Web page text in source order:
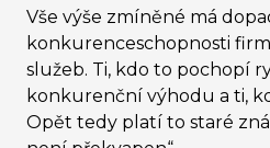
Vše výše zmíněné má
konkurenceschopnosti
služeb. Ti, kdo to pochopí
konkurenční výhodu a ti,
Opět tedy platí to staré